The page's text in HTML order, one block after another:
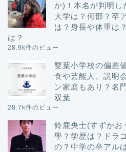
か)！本名が判明し
大学は？何部？卒
は？身長や体重は
は？
28.9k件のビュー
雙葉小学校の偏差
食や芸能人、説明
ン家庭もあり？名
双葉
28.7k件のビュー
鈴鹿央士(すずかお
學？学歴は？ドラ
の？中学の卒アル